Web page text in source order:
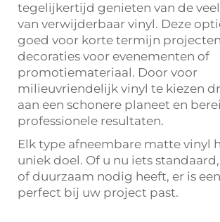
tegelijkertijd genieten van de
van verwijderbaar vinyl. Deze
goed voor korte termijn
decoraties voor evenementen of
promotiemateriaal. Door voor
milieuvriendelijk vinyl te kiezen
aan een schonere planeet en
professionele resultaten.
Elk type afneembare matte vinyl
uniek doel. Of u nu iets
of duurzaam nodig heeft, er is
perfect bij uw project past.